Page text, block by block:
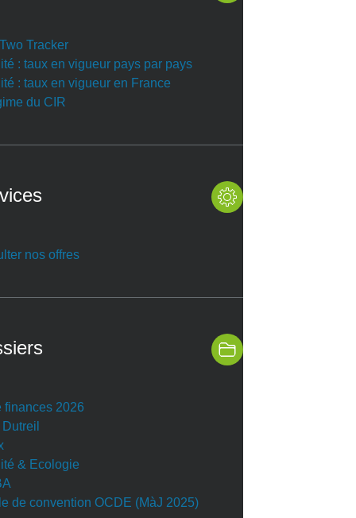
Tracker
: taux en vigueur pays par pays
: taux en vigueur en France
du CIR
nos offres
finances 2026
& Ecologie
de convention OCDE (MàJ 2025)